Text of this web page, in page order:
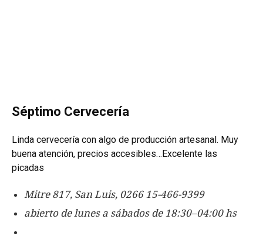
Séptimo Cervecería
Linda cervecería con algo de producción artesanal. Muy
buena atención, precios accesibles…Excelente las
picadas
Mitre 817, San Luis, 0266 15-466-9399
abierto de lunes a sábados de 18:30–04:00 hs